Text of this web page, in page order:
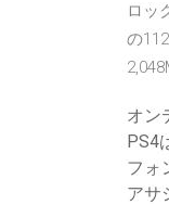
ロッ
の
オン
PS4
フォ
アサ